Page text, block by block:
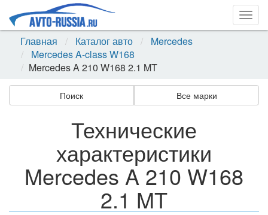
Главная
Каталог авто
Mercedes
Mercedes A-class W168
Mercedes A 210 W168 2.1 MT
Поиск Все марки
Технические
характеристики
Mercedes A 210 W168
2.1 MT